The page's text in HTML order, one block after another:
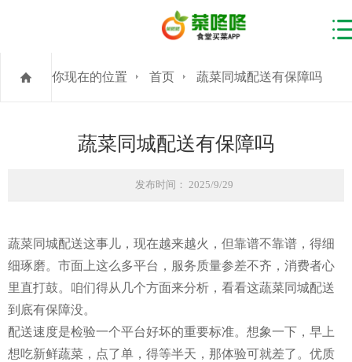
你现在的位置 首页 蔬菜同城配送有保障吗
蔬菜同城配送有保障吗
发布时间： 2025/9/29
蔬菜同城配送这事儿，现在越来越火，但靠谱不靠谱，得细
细琢磨。市面上这么多平台，服务质量参差不齐，消费者心
里直打鼓。咱们得从几个方面来分析，看看这蔬菜同城配送
到底有保障没。
配送速度是检验一个平台好坏的重要标准。想象一下，早上
想吃新鲜蔬菜，点了单，得等半天，那体验可就差了。优质